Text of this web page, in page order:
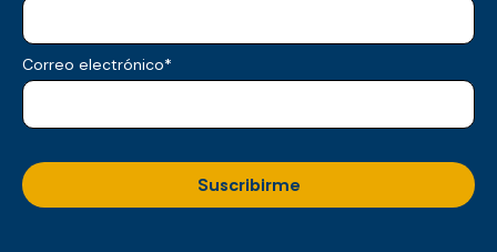
Correo electrónico*